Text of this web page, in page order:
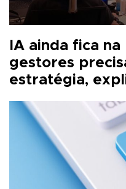
IA ainda fica
gestores
estratégia,